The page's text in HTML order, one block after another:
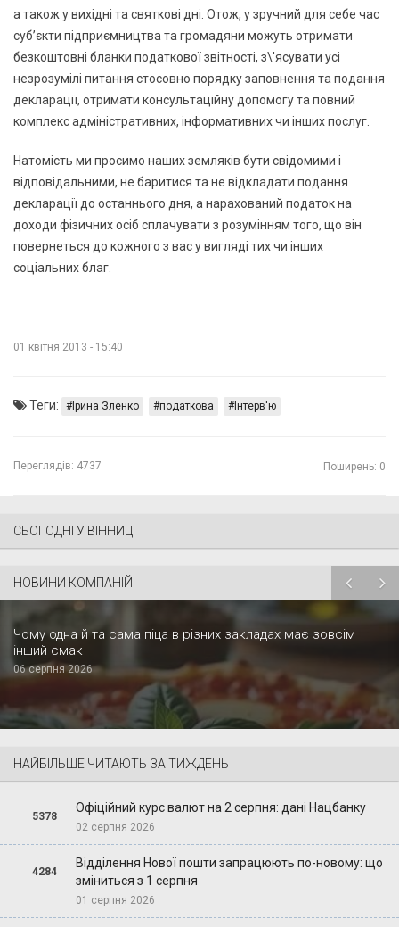
а також у вихідні та святкові дні. Отож, у зручний для себе час
суб’єкти підприємництва та громадяни можуть отримати
безкоштовні бланки податкової звітності, з\'ясувати усі
незрозумілі питання стосовно порядку заповнення та подання
декларації, отримати консультаційну допомогу та повний
комплекс адміністративних, інформативних чи інших послуг.
Натомість ми просимо наших земляків бути свідомими і
відповідальними, не баритися та не відкладати подання
декларації до останнього дня, а нарахований податок на
доходи фізичних осіб сплачувати з розумінням того, що він
повернеться до кожного з вас у вигляді тих чи інших
соціальних благ.
01 квітня 2013 - 15:40
Теги: Ірина Зленко податкова Інтерв'ю
Переглядів: 4737 Поширень: 0
СЬОГОДНІ У ВІННИЦІ
НОВИНИ КОМПАНІЙ
Чому одна й та сама піца в різних закладах має зовсім
інший смак
06 серпня 2026
НАЙБІЛЬШЕ ЧИТАЮТЬ ЗА ТИЖДЕНЬ
5378
Офіційний курс валют на 2 серпня: дані Нацбанку
02 серпня 2026
4284
Відділення Нової пошти запрацюють по-новому: що
зміниться з 1 серпня
01 серпня 2026